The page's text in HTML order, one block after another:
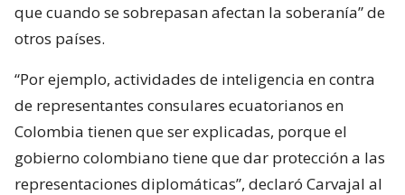
que cuando se sobrepasan afectan la soberanía” de
otros países.
“Por ejemplo, actividades de inteligencia en contra
de representantes consulares ecuatorianos en
Colombia tienen que ser explicadas, porque el
gobierno colombiano tiene que dar protección a las
representaciones diplomáticas”, declaró Carvajal al